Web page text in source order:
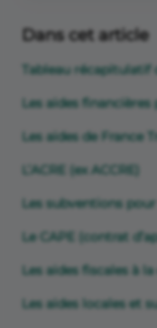
Dans cet article
Tableau
Les aides
Les aides de France
L’ACRE (ex ACCRE)
Les subventions
Le CAPE (contrat
Les aides fiscales à
Les aides locales et